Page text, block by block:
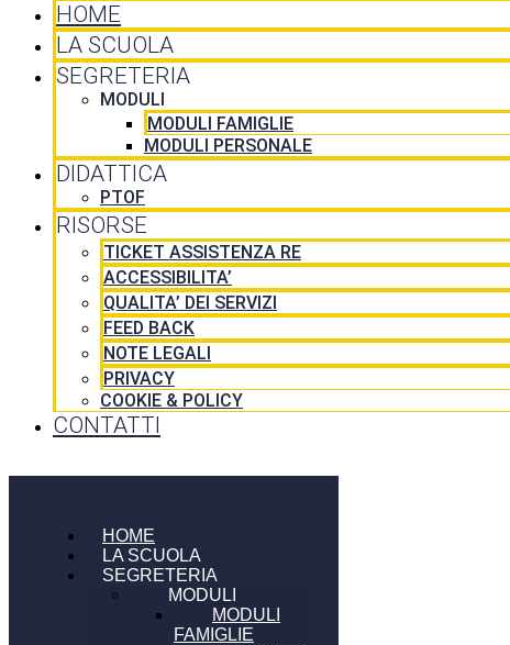
HOME
LA SCUOLA
SEGRETERIA
MODULI
MODULI FAMIGLIE
MODULI PERSONALE
DIDATTICA
PTOF
RISORSE
TICKET ASSISTENZA RE
ACCESSIBILITA’
QUALITA’ DEI SERVIZI
FEED BACK
NOTE LEGALI
PRIVACY
COOKIE & POLICY
CONTATTI
HOME
LA SCUOLA
SEGRETERIA
MODULI
MODULI
FAMIGLIE